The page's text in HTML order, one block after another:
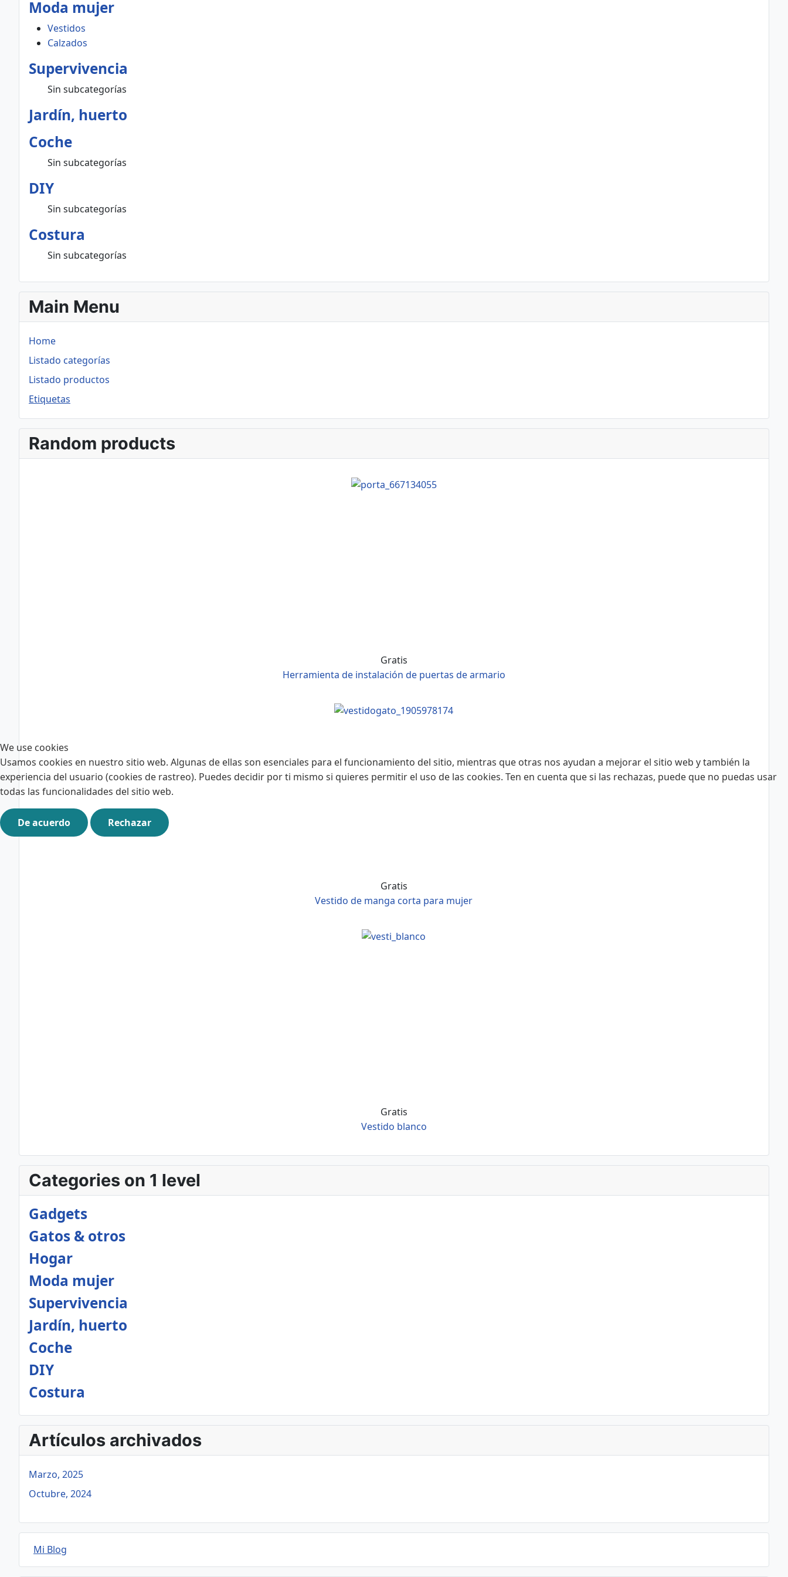
Moda mujer
Vestidos
Calzados
Supervivencia
Sin subcategorías
Jardín, huerto
Coche
Sin subcategorías
DIY
Sin subcategorías
Costura
Sin subcategorías
Main Menu
Home
Listado categorías
Listado productos
Etiquetas
Random products
Gratis
Herramienta de instalación de puertas de armario
Gratis
Vestido de manga corta para mujer
Gratis
Vestido blanco
Categories on 1 level
Gadgets
Gatos & otros
Hogar
Moda mujer
Supervivencia
Jardín, huerto
Coche
DIY
Costura
Artículos archivados
Marzo, 2025
Octubre, 2024
Mi Blog
We use cookies
Usamos cookies en nuestro sitio web. Algunas de ellas son esenciales para el funcionamiento del sitio, mientras que otras nos ayudan a mejorar el sitio web y también la
experiencia del usuario (cookies de rastreo). Puedes decidir por ti mismo si quieres permitir el uso de las cookies. Ten en cuenta que si las rechazas, puede que no puedas usar
todas las funcionalidades del sitio web.
De acuerdo Rechazar